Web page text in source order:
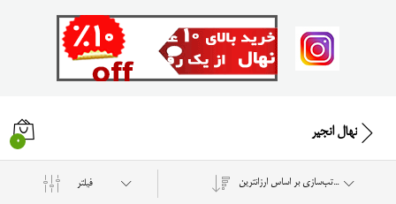
نهال انجیر
0
فیلتر مرتب‌سازی بر اساس ارزانترین